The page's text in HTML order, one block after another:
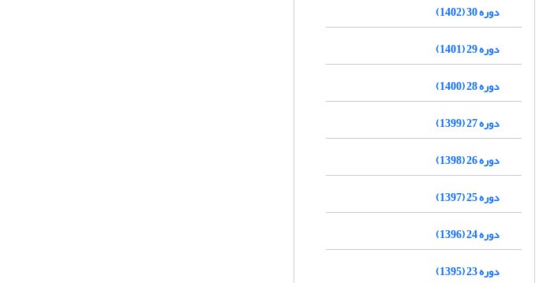
دوره 30 (1402)
دوره 29 (1401)
دوره 28 (1400)
دوره 27 (1399)
دوره 26 (1398)
دوره 25 (1397)
دوره 24 (1396)
دوره 23 (1395)